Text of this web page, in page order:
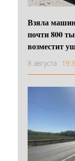
Взяла
почти 800
возместит
8 августа